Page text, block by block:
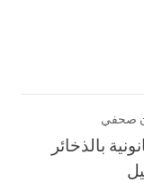
صحفي
بالذخائر